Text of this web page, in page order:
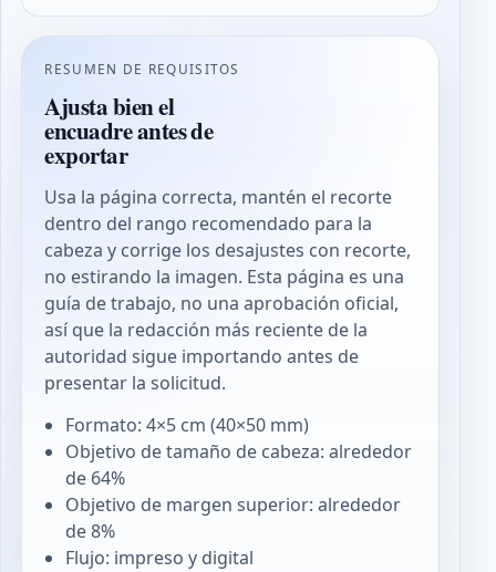
RESUMEN DE REQUISITOS
Ajusta bien el
encuadre antes de
exportar
Usa la página correcta, mantén el recorte
dentro del rango recomendado para la
cabeza y corrige los desajustes con recorte,
no estirando la imagen. Esta página es una
guía de trabajo, no una aprobación oficial,
así que la redacción más reciente de la
autoridad sigue importando antes de
presentar la solicitud.
Formato: 4×5 cm (40×50 mm)
Objetivo de tamaño de cabeza: alrededor
de 64%
Objetivo de margen superior: alrededor
de 8%
Flujo: impreso y digital